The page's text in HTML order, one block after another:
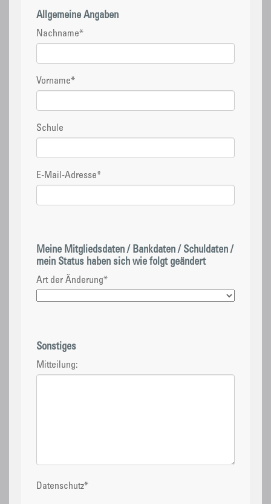
Allgemeine Angaben
Nachname*
Vorname*
Schule
E-Mail-Adresse*
Meine Mitgliedsdaten / Bankdaten / Schuldaten /
mein Status haben sich wie folgt geändert
Art der Änderung*
Sonstiges
Mitteilung:
Datenschutz*